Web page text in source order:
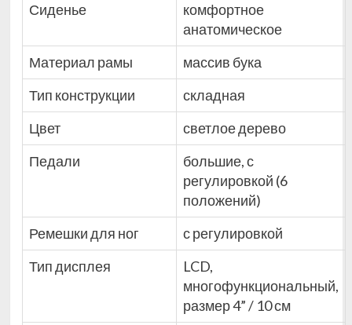
Сиденье
комфортное
анатомическое
Материал рамы
массив бука
Тип конструкции
складная
Цвет
светлое дерево
Педали
большие, с
регулировкой (6
положений)
Ремешки для ног
с регулировкой
Тип дисплея
LCD,
многофункциональный,
размер 4” / 10 см